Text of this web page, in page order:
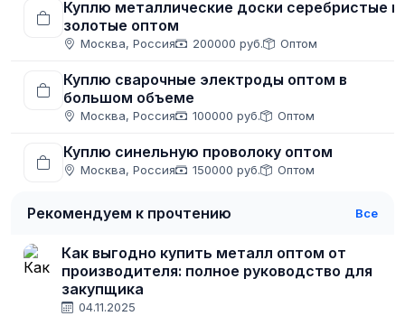
Куплю металлические доски серебристые и
золотые оптом
Москва, Россия 200000 руб. Оптом
Куплю сварочные электроды оптом в
большом объеме
Москва, Россия 100000 руб. Оптом
Куплю синельную проволоку оптом
Москва, Россия 150000 руб. Оптом
Рекомендуем к прочтению Все
Как выгодно купить металл оптом от
производителя: полное руководство для
закупщика
04.11.2025